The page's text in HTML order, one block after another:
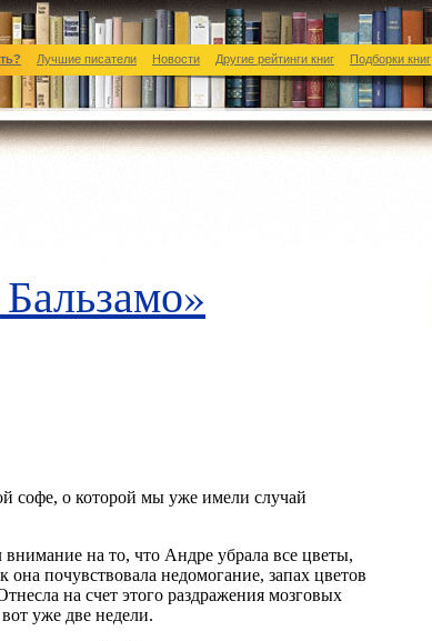
Лучшие писатели Новости Другие рейтинги книг Подборки книг
софе, о которой мы уже имели случай
на то, что Андре убрала все цветы,
почувствовала недомогание, запах цветов
на счет этого раздражения мозговых
уже две недели.